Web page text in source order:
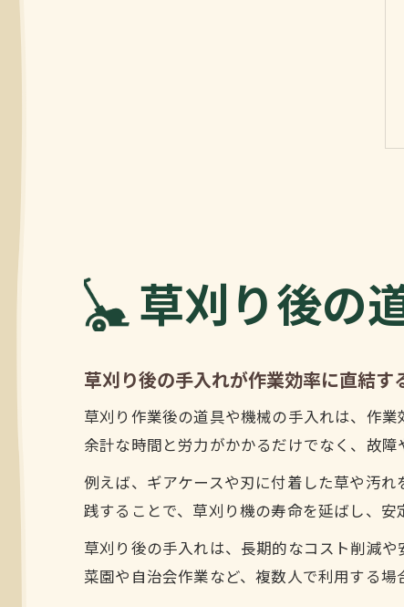
草刈り後の
草刈り後の手入れが作業効率に直結す
草刈り作業後の道具や機械の手入れは、作
余計な時間と労力がかかるだけでなく、故障
例えば、ギアケースや刃に付着した草や汚
践することで、草刈り機の寿命を延ばし、安
草刈り後の手入れは、長期的なコスト削減
菜園や自治会作業など、複数人で利用する